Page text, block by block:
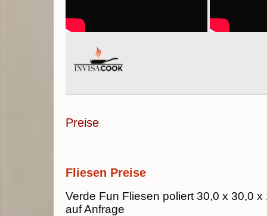
Preise
Fliesen Preise
Verde Fun Fliesen poliert 30,0 x 30,0 x
auf Anfrage